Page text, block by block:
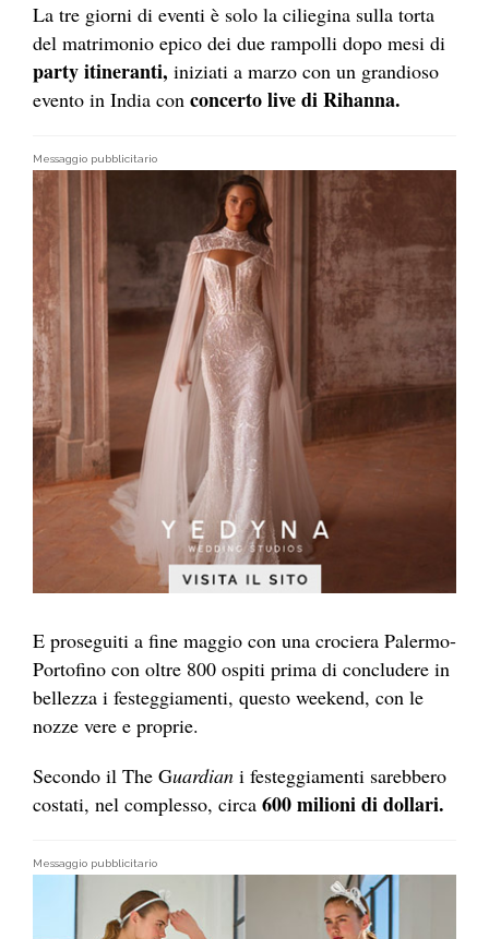
La tre giorni di eventi è solo la ciliegina sulla torta
del matrimonio epico dei due rampolli dopo mesi di
party itineranti, iniziati a marzo con un grandioso
evento in India con concerto live di Rihanna.
Messaggio pubblicitario
E proseguiti a fine maggio con una crociera Palermo-
Portofino con oltre 800 ospiti prima di concludere in
bellezza i festeggiamenti, questo weekend, con le
nozze vere e proprie.
Secondo il The Guardian i festeggiamenti sarebbero
costati, nel complesso, circa 600 milioni di dollari.
Messaggio pubblicitario